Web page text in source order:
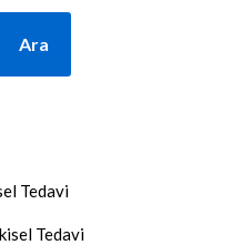
Ara
Tedavi
Tedavi